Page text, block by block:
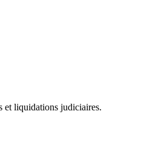
et liquidations judiciaires.